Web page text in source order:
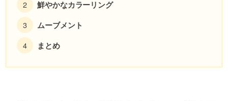
鮮やかなカラーリング
ムーブメント
まとめ